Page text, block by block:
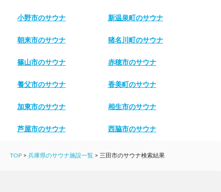
小野市のサウナ 新温泉町のサウナ
朝来市のサウナ 猪名川町のサウナ
篠山市のサウナ 赤穂市のサウナ
養父市のサウナ 香美町のサウナ
加東市のサウナ 相生市のサウナ
芦屋市のサウナ 西脇市のサウナ
TOP > 兵庫県のサウナ施設一覧 > 三田市のサウナ検索結果